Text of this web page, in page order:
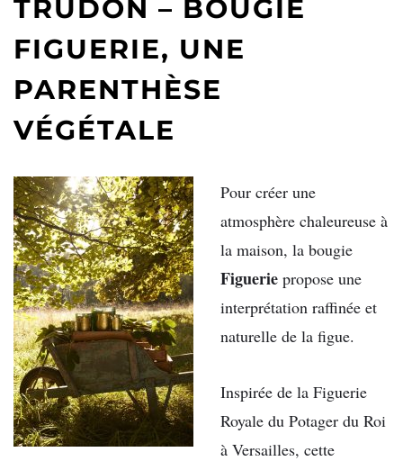
TRUDON – BOUGIE
FIGUERIE, UNE
PARENTHÈSE
VÉGÉTALE
Pour créer une
atmosphère chaleureuse à
la maison, la bougie
Figuerie propose une
interprétation raffinée et
naturelle de la figue.
Inspirée de la Figuerie
Royale du Potager du Roi
à Versailles, cette